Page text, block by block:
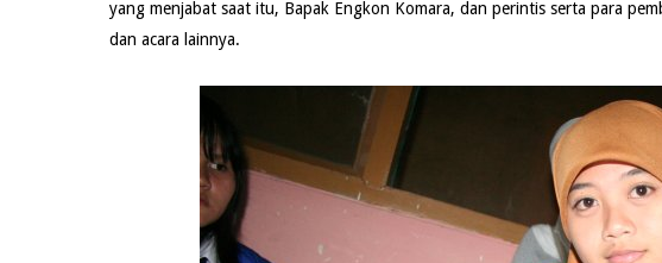
yang menjabat saat itu, Bapak Engkon Komara, dan perintis serta para
dan acara lainnya.